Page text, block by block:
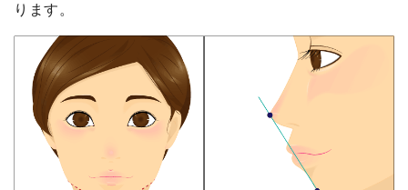
ります。